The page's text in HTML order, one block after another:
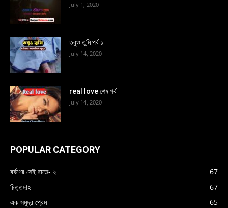
July 1, 2020
তবুও তুমি পর্ব ১
July 14, 2020
real love শেষ পর্ব
July 14, 2020
POPULAR CATEGORY
বর্ষণের সেই রাতে- ২
67
চিত্তদাহ
67
এক সমুদ্র প্রেম
65